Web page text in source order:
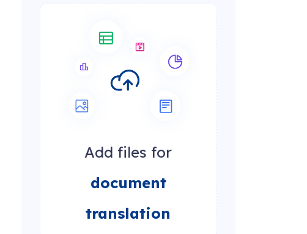
Add files for
document
translation